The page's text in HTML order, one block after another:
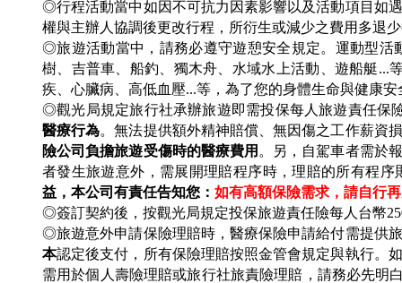
◎行程活動當中如因不可抗力因素影響以及活動項目如
權與主辦人協調後更改行程，所衍生或減少之費用多退
◎旅遊活動當中，請務必遵守遊憩安全規定。運動型
樹、吉普車、船釣、獨木舟、水域水上活動、遊船艇...
疾、心臟病、高低血壓...等，為了您的身體生命與健康
◎觀光局規定旅行社承辦旅遊即需投保每人旅遊責任保
醫療行為。無法提供額外精神賠償、無因傷之工作薪資
險公司負擔旅遊受傷時的醫療費用 。另，自駕車者需於
者發生旅遊意外，需展開理賠程序時，理賠的所有程
益，本公司有責任告知您： 如有高額保險需求，請自行
◎簽訂契約後，按觀光局規定投保旅遊責任險每人台幣
◎旅遊意外申請保險理賠時，醫療保險申請給付需提供
本認定後支付，所有保險理賠按照金管會規定與執行。
需用於個人壽險理賠或旅行社旅責險理賠，請務必先明